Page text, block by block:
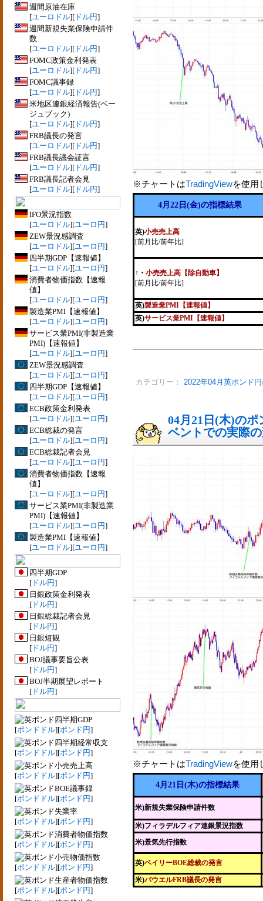
週間原油在庫
[ユーロドル][ ドル円]
週間新規失業保険申請件
数
[ユーロドル][ ドル円]
FOMC政策金利発表
[ユーロドル][ ドル円]
FOMC議事録
[ユーロドル][ ドル円]
米地区連銀経済報告(ベー
ジュブック)
[ユーロドル][ ドル円]
FRB議長の発言
[ユーロドル][ ドル円]
FRB議長議会証言
[ユーロドル][ ドル円]
FRB議長記者会見
[ユーロドル][ ドル円]
IFO景況指数
[ユーロドル][ユーロ円]
ZEW景況感調査
[ユーロドル][ユーロ円]
四半期GDP【速報値】
[ユーロドル][ユーロ円]
消費者物価指数【速報
値】
[ユーロドル][ユーロ円]
製造業PMI【速報値】
[ユーロドル][ユーロ円]
サービス業PMI(非製造業
PMI)【速報値】
[ユーロドル][ユーロ円]
ZEW景況感調査
[ユーロドル][ユーロ円]
四半期GDP【速報値】
[ユーロドル][ユーロ円]
ECB政策金利発表
[ユーロドル][ユーロ円]
ECB総裁の発言
[ユーロドル][ユーロ円]
ECB総裁記者会見
[ユーロドル][ユーロ円]
消費者物価指数【速報
値】
[ユーロドル][ユーロ円]
サービス業PMI(非製造業
PMI)【速報値】
[ユーロドル][ユーロ円]
製造業PMI【速報値】
[ユーロドル][ユーロ円]
四半期GDP
[ ドル円]
日銀政策金利発表
[ ドル円]
日銀総裁記者会見
[ ドル円]
日銀短観
[ ドル円]
BOJ議事要旨公表
[ ドル円]
BOJ半期展望レポート
[ ドル円]
四半期GDP
[ポンドドル][ポンド円]
四半期経常収支
[ポンドドル][ポンド円]
小売売上高
[ポンドドル][ポンド円]
BOE議事録
[ポンドドル][ポンド円]
失業率
[ポンドドル][ポンド円]
消費者物価指数
[ポンドドル][ポンド円]
小売物価指数
[ポンドドル][ポンド円]
生産者物価指数
[ポンドドル][ポンド円]
※チャートはTradingViewを使用
4月22日(金)の指標結果
英)小売売上高
[前月比/前年比]
↑ ・ 小売売上高【除自動車】
[前月比/前年比]
英)製造業PMI【速報値】
英)サービス業PMI【速報値】
カテゴリー： 2022年04月英ポンド円
04月21日(木)の
ベントでの実際
※チャートはTradingViewを使用
4月21日(木)の指標結果
米)新規失業保険申請件数
米)フィラデルフィア連銀景況指数
米)景気先行指数
英)ベイリーBOE総裁の発言
米)パウエルFRB議長の発言